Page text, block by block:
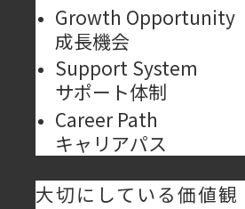
Growth Opportunity
成長機会
Support System
サポート体制
Career Path
キャリアパス
大切にしている価値観